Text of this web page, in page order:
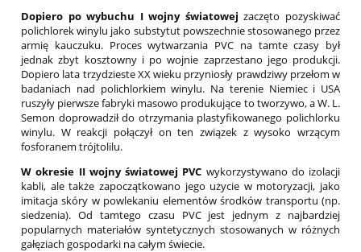
Dopiero po wybuchu I wojny światowej zaczęto pozyskiwać
polichlorek winylu jako substytut powszechnie stosowanego przez
armię kauczuku. Proces wytwarzania PVC na tamte czasy był
jednak zbyt kosztowny i po wojnie zaprzestano jego produkcji.
Dopiero lata trzydzieste XX wieku przyniosły prawdziwy przełom w
badaniach nad polichlorkiem winylu. Na terenie Niemiec i USA
ruszyły pierwsze fabryki masowo produkujące to tworzywo, a W. L.
Semon doprowadził do otrzymania plastyfikowanego polichlorku
winylu. W reakcji połączył on ten związek z wysoko wrzącym
fosforanem trójtolilu.
W okresie II wojny światowej PVC wykorzystywano do izolacji
kabli, ale także zapoczątkowano jego użycie w motoryzacji, jako
imitacja skóry w powlekaniu elementów środków transportu (np.
siedzenia). Od tamtego czasu PVC jest jednym z najbardziej
popularnych materiałów syntetycznych stosowanych w różnych
gałęziach gospodarki na całym świecie.